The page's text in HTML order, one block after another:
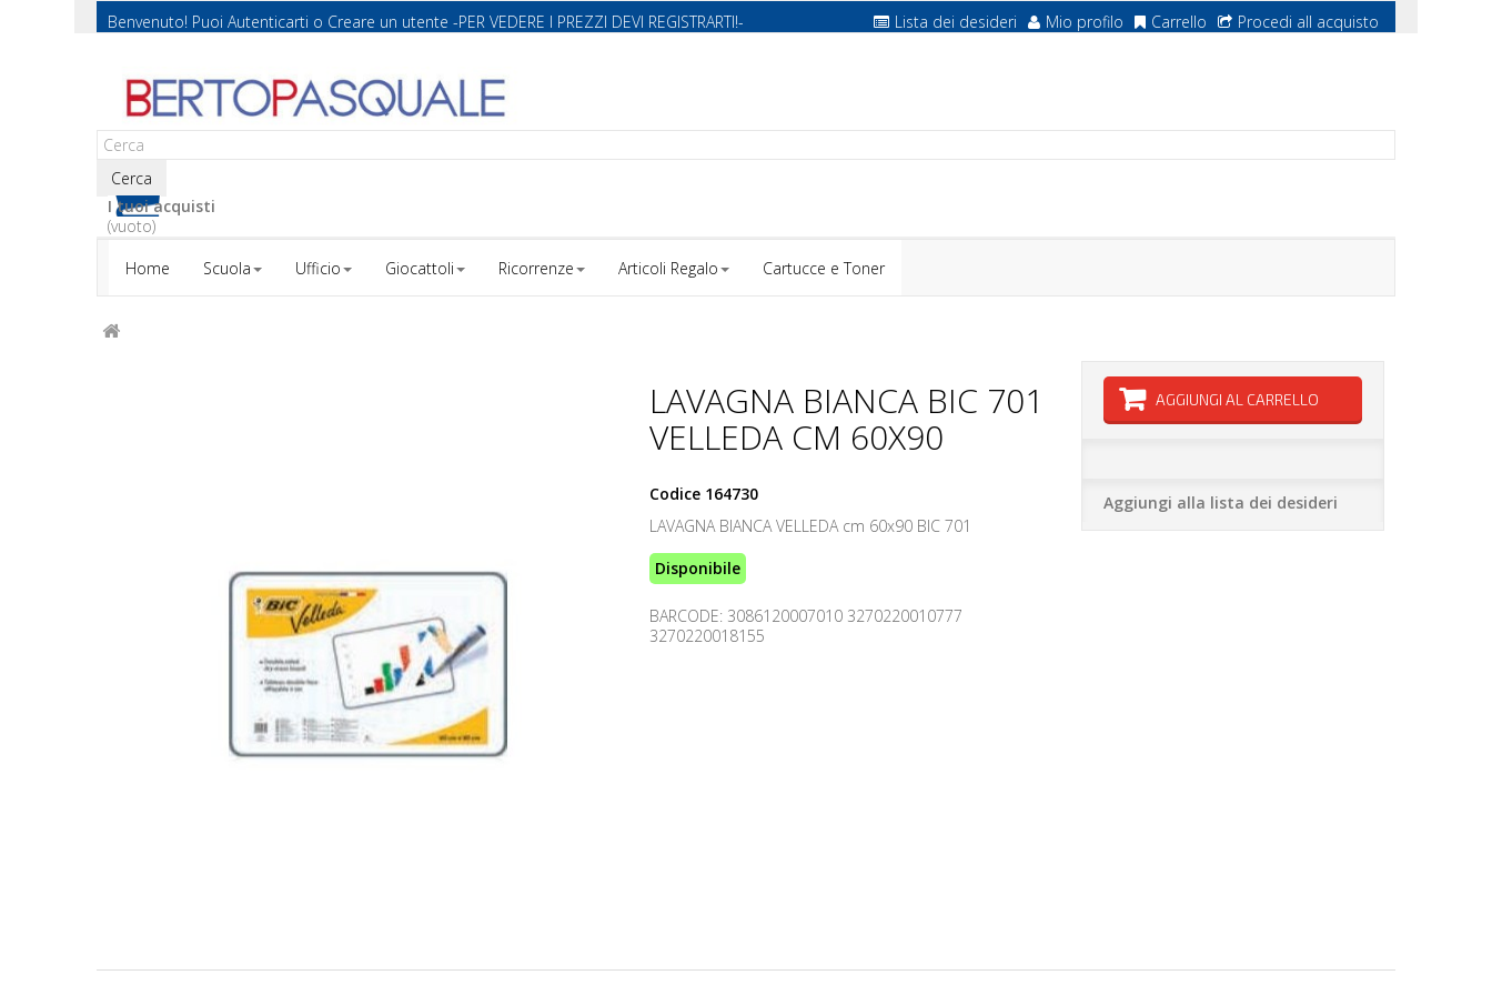
Benvenuto! Puoi Autenticarti o Creare un utente -PER VEDERE I PREZZI DEVI REGISTRARTI!- Lista dei desideri Mio profilo Carrello Procedi all acquisto
Cerca
I tuoi acquisti
(vuoto)
Home
Scuola Ufficio Giocattoli Ricorrenze Articoli Regalo Cartucce e Toner
LAVAGNA BIANCA BIC 701
VELLEDA CM 60X90
Codice 164730
LAVAGNA BIANCA VELLEDA cm 60x90 BIC 701
Disponibile
BARCODE: 3086120007010 3270220010777
3270220018155
AGGIUNGI AL CARRELLO
Aggiungi alla lista dei desideri